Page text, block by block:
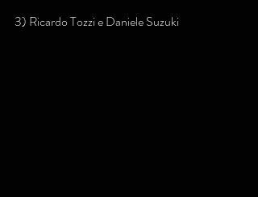
3) Ricardo Tozzi e Daniele Suzuki